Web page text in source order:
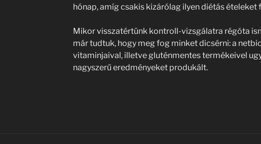
hónap, amíg csakis kizárólag ilyen diétás ételeket
Mikor visszatértünk kontroll-vizsgálatra régóta
már tudtuk, hogy meg fog minket dicsérni: a
vitaminjaival, illetve gluténmentes termékeivel
nagyszerű eredményeket produkált.